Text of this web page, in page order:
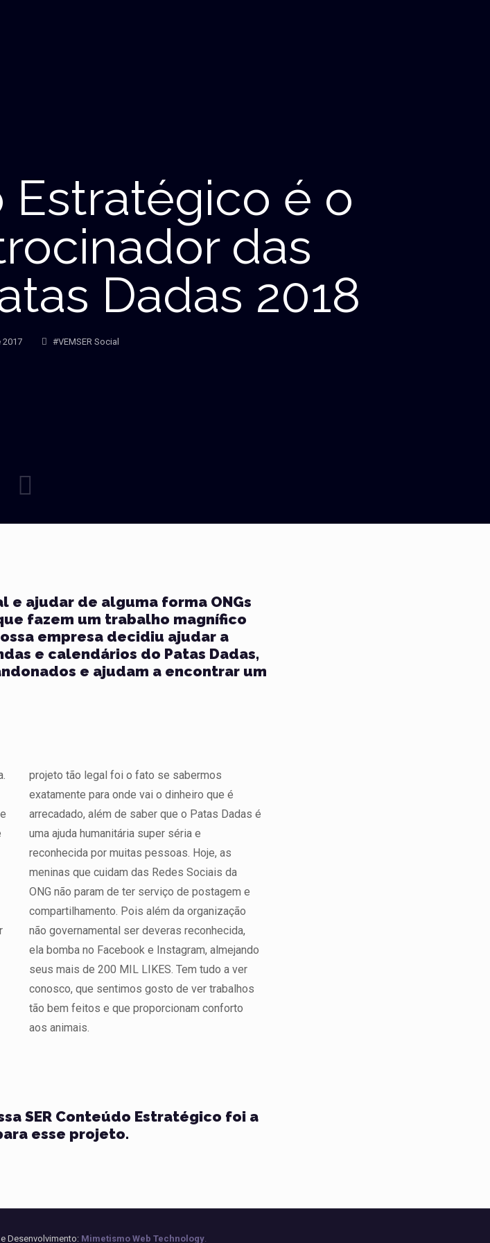
Estratégico é o
das
Dadas 2018
2017 #VEMSER Social
e ajudar de alguma forma ONGs
fazem um trabalho magnífico
empresa decidiu ajudar a
e calendários do Patas Dadas,
e ajudam a encontrar um
projeto tão legal foi o fato se sabermos
exatamente para onde vai o dinheiro que é
arrecadado, além de saber que o Patas Dadas é
uma ajuda humanitária super séria e
reconhecida por muitas pessoas. Hoje, as
meninas que cuidam das Redes Sociais da
ONG não param de ter serviço de postagem e
compartilhamento. Pois além da organização
não governamental ser deveras reconhecida,
ela bomba no Facebook e Instagram, almejando
seus mais de 200 MIL LIKES. Tem tudo a ver
conosco, que sentimos gosto de ver trabalhos
tão bem feitos e que proporcionam conforto
aos animais.
SER Conteúdo Estratégico foi a
esse projeto.
Desenvolvimento: Mimetismo Web Technology.